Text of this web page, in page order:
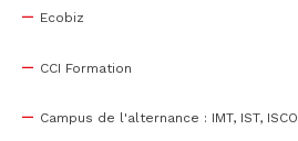
Ecobiz
CCI Formation
Campus de l'alternance : IMT, IST, ISCO